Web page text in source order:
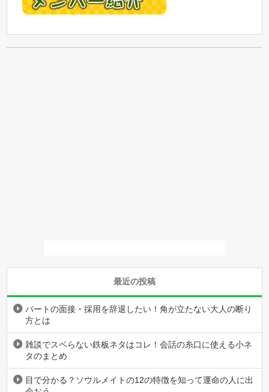
最近の投稿
パートの面接・採用を辞退したい！角が立たない大人の断り
方とは
雑談でスベらない鉄板ネタはコレ！会話の糸口に使える小ネ
タのまとめ
目で分かる？ソウルメイトの12の特徴を知って運命の人に出